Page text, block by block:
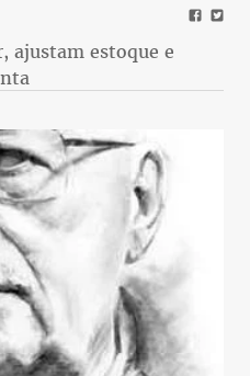
ajustam estoque e